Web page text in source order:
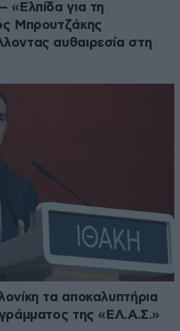
«Ελπίδα για τη
Μπρουτζάκης
αυθαιρεσία στη
τα αποκαλυπτήρια
της «ΕΛ.Α.Σ.»